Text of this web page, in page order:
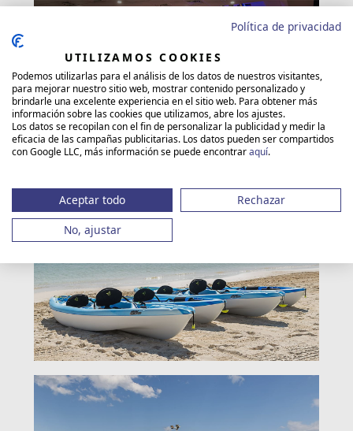
Política de privacidad
UTILIZAMOS COOKIES
Podemos utilizarlas para el análisis de los datos de nuestros visitantes,
para mejorar nuestro sitio web, mostrar contenido personalizado y
brindarle una excelente experiencia en el sitio web. Para obtener más
información sobre las cookies que utilizamos, abre los ajustes.
Los datos se recopilan con el fin de personalizar la publicidad y medir la
eficacia de las campañas publicitarias. Los datos pueden ser compartidos
con Google LLC, más información se puede encontraraquí.
Aceptar todo
Rechazar
No, ajustar